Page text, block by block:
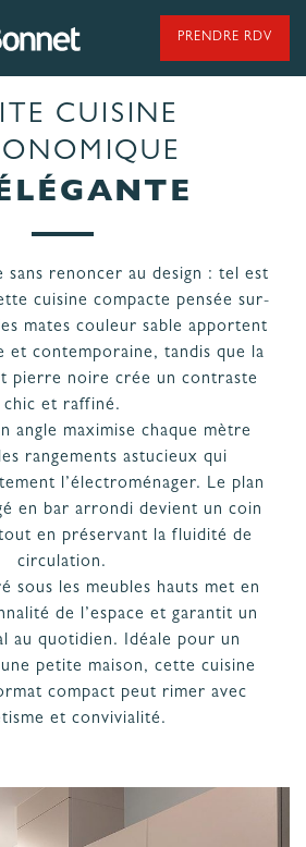
DE CUISINES
DE CUISINE
EN VENDÉE
NOS
ENGAGEMENTS
& GARANTIES
PRENDRE RDV
CUISINE
sans renoncer au design : tel est
cuisine compacte pensée sur-
mates couleur sable apportent
et contemporaine, tandis que la
pierre noire crée un contraste
chic et raffiné.
angle maximise chaque mètre
rangements astucieux qui
l’électroménager. Le plan
en bar arrondi devient un coin
en préservant la fluidité de
circulation.
sous les meubles hauts met en
de l’espace et garantit un
au quotidien. Idéale pour un
petite maison, cette cuisine
compact peut rimer avec
et convivialité.